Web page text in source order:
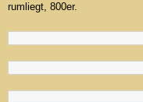
rumliegt, 800er.